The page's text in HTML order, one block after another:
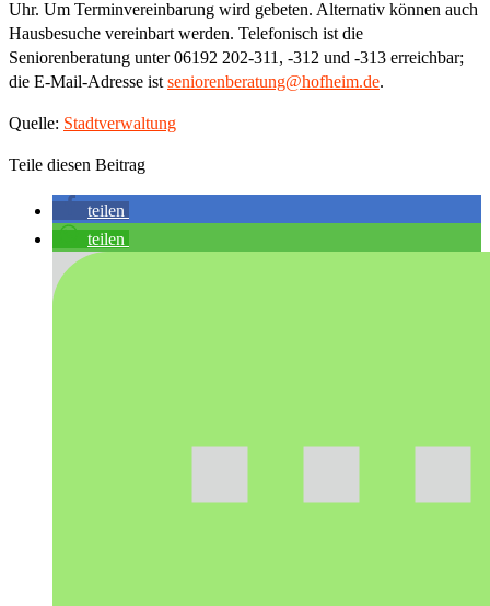
Uhr. Um Terminvereinbarung wird gebeten. Alternativ können auch
Hausbesuche vereinbart werden. Telefonisch ist die
Seniorenberatung unter 06192 202-311, -312 und -313 erreichbar;
die E-Mail-Adresse ist seniorenberatung@hofheim.de.
Quelle: Stadtverwaltung
Teile diesen Beitrag
teilen
teilen